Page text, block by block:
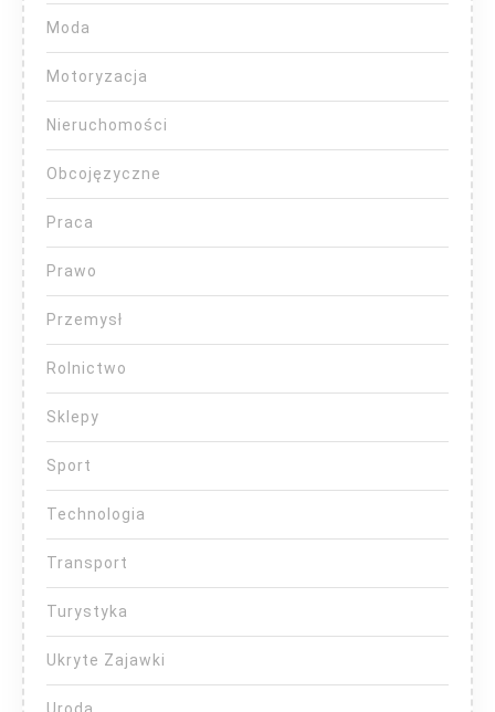
Moda
Motoryzacja
Nieruchomości
Obcojęzyczne
Praca
Prawo
Przemysł
Rolnictwo
Sklepy
Sport
Technologia
Transport
Turystyka
Ukryte Zajawki